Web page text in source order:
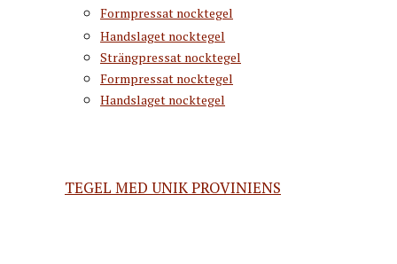
Formpressat nocktegel
Handslaget nocktegel
Strängpressat nocktegel
Formpressat nocktegel
Handslaget nocktegel
TEGEL MED UNIK PROVINIENS